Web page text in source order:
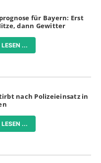
für Bayern: Erst
dann Gewitter
LESEN ...
nach Polizeieinsatz in
LESEN ...